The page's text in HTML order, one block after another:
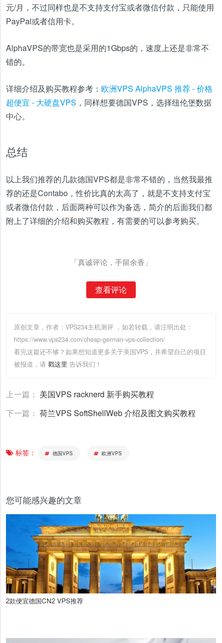
元/月，不过同样也是不支持支付宝或者微信付款，只能使用
PayPal或者信用卡。
AlphaVPS的带宽也是采用的1Gbps的，速度上还是非常不
错的。
详细介绍及购买教程参考： 欧洲VPS AlphaVPS 推荐 - 价格
超便宜 - 大硬盘VPS ，同样想要德国VPS，选择纽伦堡数据
中心。
总结
以上我们推荐的几款德国VPS都是非常不错的，当然我最推
荐的还是Contabo，性价比真的太高了，就是不支持支付宝
或者微信付款，后面两种可以作为备选，简介的后面我们都
附上了详细的介绍和购买教程，有需要的可以参考购买。
「真诚评论，手留余香」
查看评论
原创文章，作者：VPS234主机测评 ，如若转载，请注明出处：
https://www.vps234.com/cheap-german-vps-collection/
看完这篇还不够？如果想知道更多关于美国VPS，并希望自己的项目
被报道，请 戳这里 告诉我们！
上一篇： 美国VPS racknerd 新手购买教程
下一篇： 荷兰VPS SoftShellWeb 介绍及图文购买教程
标签： 德国VPS 欧洲VPS
您可能感兴趣的文章
2款便宜德国CN2 VPS推荐